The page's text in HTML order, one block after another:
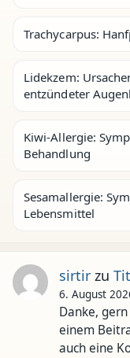
Trachycarpus:
Lidekzem:
entzündeter
Kiwi-Allergie:
Behandlung
Sesamallergie:
Lebensmittel
sirtirzu
6. August
Danke,
einem
auch eine